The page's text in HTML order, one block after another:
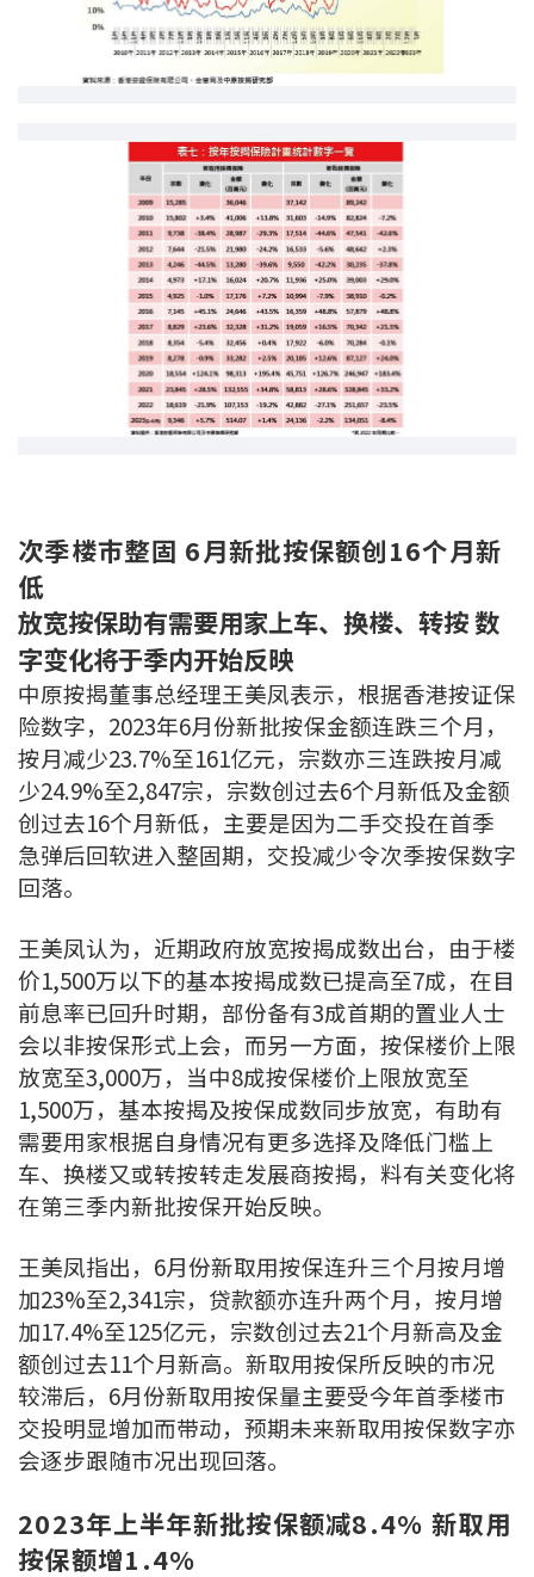
次季楼巿整固 6月新批按保额创16个月新
低
放宽按保助有需要用家上车、换楼、转按 数
字变化将于季内开始反映
中原按揭董事总经理王美凤表示，根据香港按证保
险数字，2023年6月份新批按保金额连跌三个月，
按月减少23.7%至161亿元，宗数亦三连跌按月减
少24.9%至2,847宗，宗数创过去6个月新低及金额
创过去16个月新低，主要是因为二手交投在首季
急弹后回软进入整固期，交投减少令次季按保数字
回落。
王美凤认为，近期政府放宽按揭成数出台，由于楼
价1,500万以下的基本按揭成数已提高至7成，在目
前息率已回升时期，部份备有3成首期的置业人士
会以非按保形式上会，而另一方面，按保楼价上限
放宽至3,000万，当中8成按保楼价上限放宽至
1,500万，基本按揭及按保成数同步放宽，有助有
需要用家根据自身情况有更多选择及降低门槛上
车、换楼又或转按转走发展商按揭，料有关变化将
在第三季内新批按保开始反映。
王美凤指出，6月份新取用按保连升三个月按月增
加23%至2,341宗，贷款额亦连升两个月，按月增
加17.4%至125亿元，宗数创过去21个月新高及金
额创过去11个月新高。新取用按保所反映的市况
较滞后，6月份新取用按保量主要受今年首季楼市
交投明显增加而带动，预期未来新取用按保数字亦
会逐步跟随巿况出现回落。
2023年上半年新批按保额减8.4% 新取用
按保额增1.4%